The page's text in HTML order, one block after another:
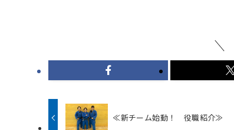
≪新チーム始動！ 役職紹介≫